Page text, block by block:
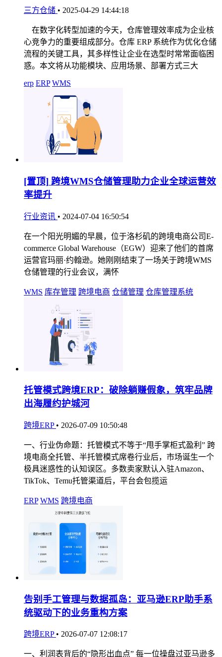
三方仓储 • 2025-04-29 14:44:18
在数字化转型加速的今天，仓库管理效率成为企业核
心竞争力的重要组成部分。仓库 ERP 系统作为优化仓储
流程的关键工具，其多样性让企业在选型时常常面临困
惑。本文将从功能模块、应用场景、部署方式三大
erp ERP WMS
[置顶] 跨境WMS仓储管理助力企业全球运营效
率提升
行业资讯 • 2024-07-04 16:50:54
在一个阳光明媚的早晨，位于洛杉矶的跨境电商公司E-
commerce Global Warehouse（EGW）迎来了他们的首席
运营官玛丽·约翰逊。她刚刚结束了一场关于跨境WMS
仓储管理的行业会议，满怀
WMS 库存管理 跨境电商 仓储管理 仓库管理系统
托管模式跨境ERP：破除躺赚假象，筑牢品牌
出海履约护城河
跨境ERP • 2026-07-09 10:50:48
一、行业伪命题：托管模式不等于“甩手掌柜式盈利” 跨
境电商全托管、半托管模式席卷行业后，市场诞生一个
极具迷惑性的认知误区。多数卖家默认入驻Amazon、
TikTok、Temu托管渠道后，平台会包揽运
ERP WMS 跨境电商
告别手工管理与数据孤岛：亚马逊ERP助手系
统驱动下的业务重构方案
跨境ERP • 2026-07-07 12:08:17
一、利润表背后的“隐形出血点” 每一位操盘过亚马逊多